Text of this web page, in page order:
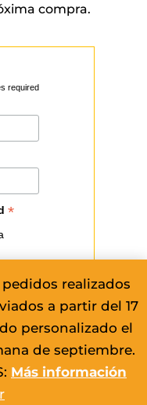
pedidos realizados
a partir del 17
personalizado el
de septiembre.
Más información
compra.
required
*